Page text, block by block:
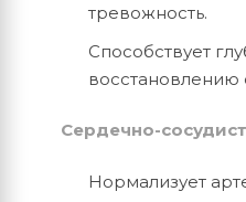
тревожность.
Способствует
восстановлению
Сердечно-
Нормализует